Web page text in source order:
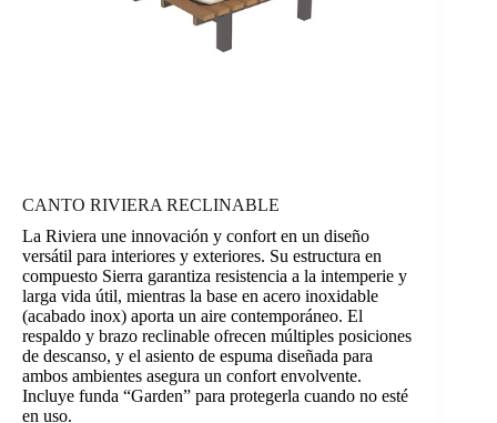
CANTO RIVIERA RECLINABLE
La Riviera une innovación y confort en un diseño
versátil para interiores y exteriores. Su estructura en
compuesto Sierra garantiza resistencia a la intemperie y
larga vida útil, mientras la base en acero inoxidable
(acabado inox) aporta un aire contemporáneo. El
respaldo y brazo reclinable ofrecen múltiples posiciones
de descanso, y el asiento de espuma diseñada para
ambos ambientes asegura un confort envolvente.
Incluye funda “Garden” para protegerla cuando no esté
en uso.